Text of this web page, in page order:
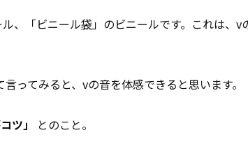
、「ビニール袋」のビニールです。これは、v
ってみると、vの音を体感できると思います。
ツ」 とのこと。